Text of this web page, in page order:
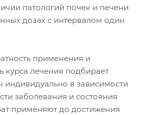
патологий почек и печени
дозах с интервалом один
применения и
курса лечения подбирает
индивидуально в зависимости
заболевания и состояния
применяют до достижения